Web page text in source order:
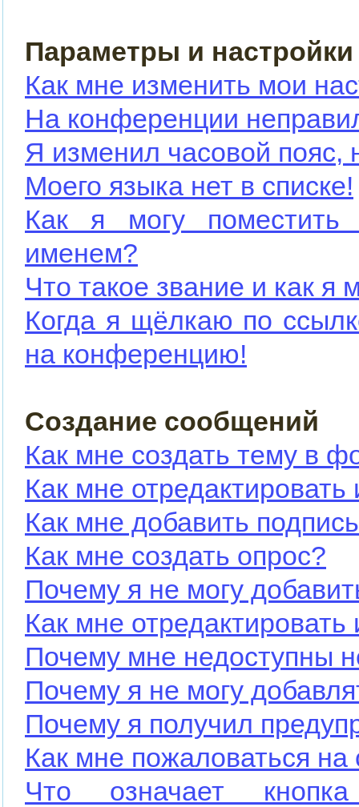
Параметры и
Как мне изменить мои
На конференции
Я изменил часовой пояс,
Моего языка нет в списке!
Как я могу
именем?
Что такое звание и как я
Когда я щёлкаю по
на конференцию!
Создание сообщений
Как мне создать тему в
Как мне
Как мне добавить
Как мне создать опрос?
Почему я не могу
Как мне
Почему мне недоступны
Почему я не могу
Почему я получил
Как мне пожаловаться
Что означает